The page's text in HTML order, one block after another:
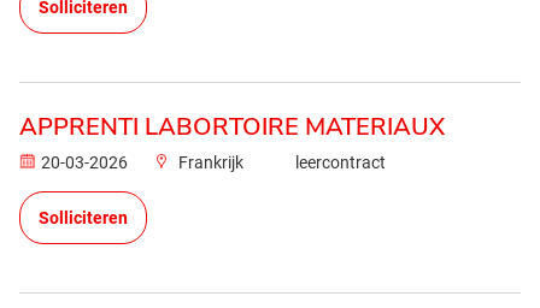
Solliciteren
APPRENTI LABORTOIRE MATERIAUX
20-03-2026 Frankrijk leercontract
Solliciteren